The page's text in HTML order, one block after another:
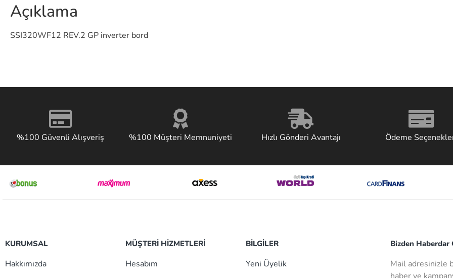
Açıklama
SSI320WF12 REV.2 GP inverter bord
%100 Güvenli Alışveriş %100 Müşteri Memnuniyeti Hızlı Gönderi Avantajı Ödeme
KURUMSAL
Hakkımızda
MÜŞTERİ HİZMETLERİ
Hesabım
BİLGİLER
Yeni Üyelik
Bizden Haberdar
Mail adresinizle